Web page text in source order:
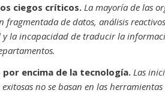
ciegos críticos. La mayoría de las
fragmentada de datos, análisis
la incapacidad de traducir la
por encima de la tecnología. Las
no se basan en las